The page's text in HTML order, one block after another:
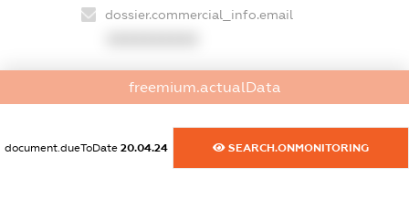
dossier.commercial_info.email
XXXXXXXXXX
dossier.commercial_info.activity
XXXXXXXXXX
freemium.actualData
document.dueToDate 20.04.24 SEARCH.ONMONITORING